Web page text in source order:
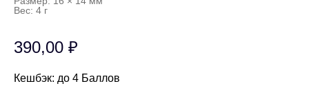
Вес: 4 г
390,00 ₽
Кешбэк: до 4 Баллов